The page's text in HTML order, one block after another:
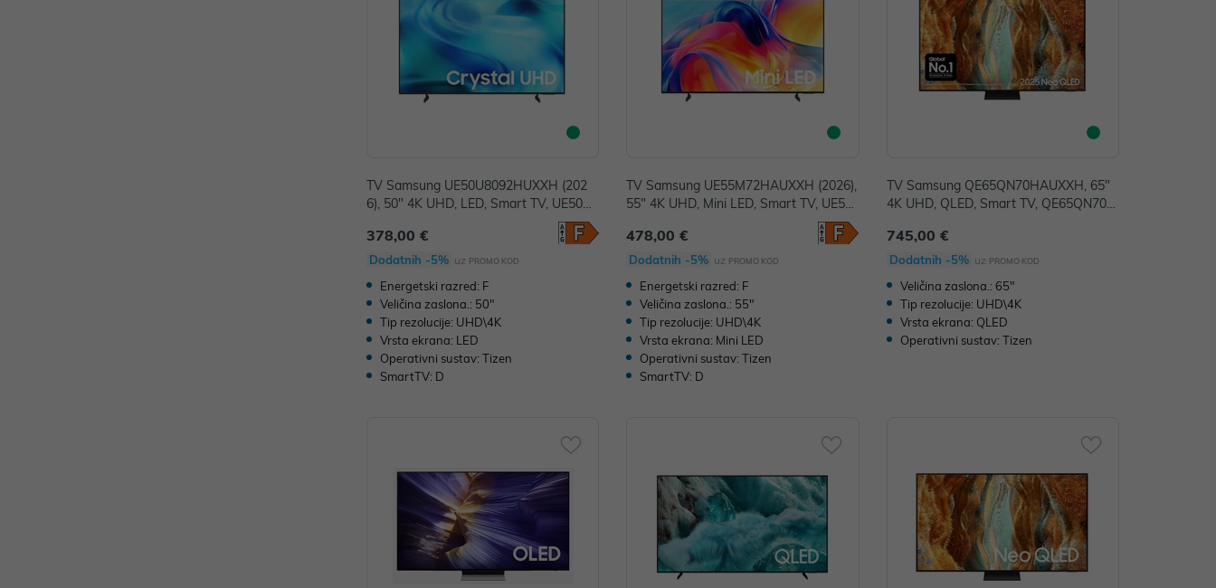
TV Samsung UE50U8092HUXXH (202
6), 50" 4K UHD, LED, Smart TV, UE50U8
378,00 €
Dodatnih -5% uz PROMO KOD
Energetski razred: F
Veličina zaslona.: 50"
Tip rezolucije: UHD\4K
Vrsta ekrana: LED
Operativni sustav: Tizen
SmartTV: D
TV Samsung UE55M72HAUXXH (2026),
55" 4K UHD, Mini LED, Smart TV, UE55
478,00 €
Dodatnih -5% uz PROMO KOD
Energetski razred: F
Veličina zaslona.: 55"
Tip rezolucije: UHD\4K
Vrsta ekrana: Mini LED
Operativni sustav: Tizen
SmartTV: D
TV Samsung QE65QN70HAUXXH, 65"
4K UHD, QLED, Smart TV, QE65QN70H
745,00 €
Dodatnih -5% uz PROMO KOD
Veličina zaslona.: 65"
Tip rezolucije: UHD\4K
Vrsta ekrana: QLED
Operativni sustav: Tizen